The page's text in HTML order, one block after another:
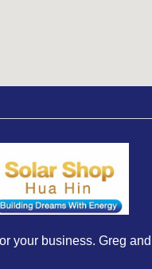
your business. Greg